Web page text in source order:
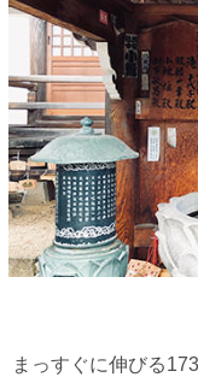
まっすぐに伸びる